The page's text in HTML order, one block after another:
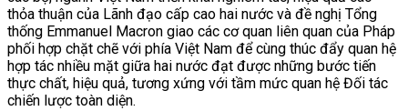
thỏa thuận của Lãnh đạo cấp cao hai nước và đề nghị Tổng
thống Emmanuel Macron giao các cơ quan liên quan của Pháp
phối hợp chặt chẽ với phía Việt Nam để cùng thúc đẩy quan hệ
hợp tác nhiều mặt giữa hai nước đạt được những bước tiến
thực chất, hiệu quả, tương xứng với tầm mức quan hệ Đối tác
chiến lược toàn diện.